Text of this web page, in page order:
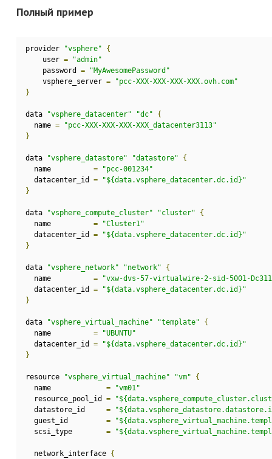
Полный пример
provider "vsphere"
{
user =
"admin"
password =
"MyAwesomePassword"
vsphere_server =
"pcc-XXX-XXX-XXX-XXX.ovh.com"
}
data "vsphere_datacenter" "dc"
{
name =
"pcc-XXX-XXX-XXX-XXX_datacenter3113"
}
data "vsphere_datastore" "datastore"
{
name =
"pcc-001234"
datacenter_id =
"${data.vsphere_datacenter.dc.id}"
}
data "vsphere_compute_cluster" "cluster"
{
name =
"Cluster1"
datacenter_id =
"${data.vsphere_datacenter.dc.id}"
}
data "vsphere_network" "network"
{
name =
"vxw-dvs-57-virtualwire-2-sid-5001-
datacenter_id =
"${data.vsphere_datacenter.dc.id}"
}
data "vsphere_virtual_machine" "template"
{
name =
"UBUNTU"
datacenter_id =
"${data.vsphere_datacenter.dc.id}"
}
resource "vsphere_virtual_machine" "vm"
{
name =
"vm01"
resource_pool_id =
datastore_id =
guest_id =
scsi_type =
network_interface {